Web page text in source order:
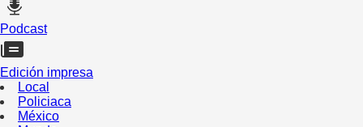
Podcast
Edición impresa
Local
Policiaca
México